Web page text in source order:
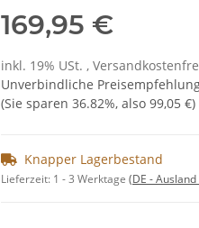
169,95 €
inkl. 19% USt. ,
Unverbindliche
(Sie sparen 36.82%, also 99,05 €)
Knapper Lagerbestand
Lieferzeit: 1 - 3 Werktage (DE -